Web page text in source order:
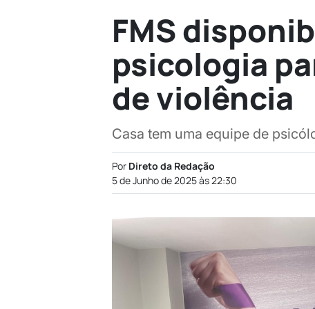
FMS
psicologia
de violência
Casa tem uma equipe de
Por Direto da Redação
5 de Junho de 2025 às 22:30